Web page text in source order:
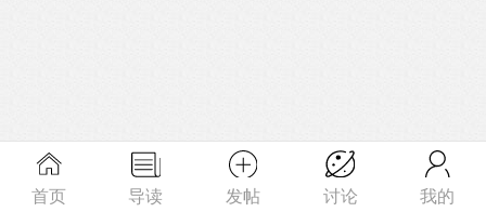
首页 导读 发帖 讨论 我的